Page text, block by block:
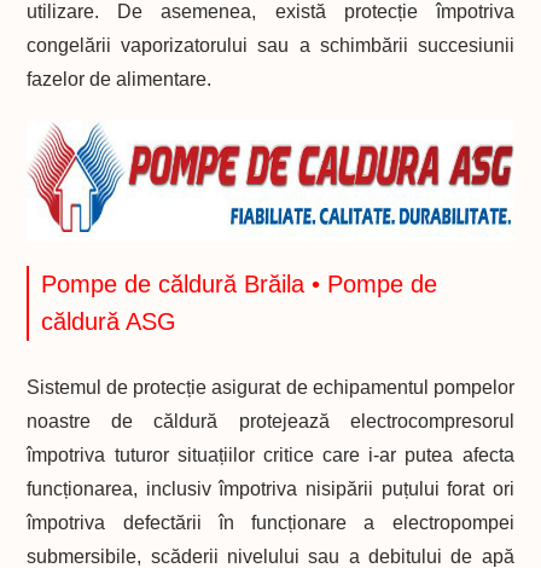
utilizare. De asemenea, există protecție împotriva
congelării vaporizatorului sau a schimbării succesiunii
fazelor de alimentare.
Pompe de căldură Brăila • Pompe de
căldură ASG
Sistemul de protecție asigurat de echipamentul pompelor
noastre de căldură protejează electrocompresorul
împotriva tuturor situațiilor critice care i-ar putea afecta
funcționarea, inclusiv împotriva nisipării puțului forat ori
împotriva defectării în funcționare a electropompei
submersibile, scăderii nivelului sau a debitului de apă